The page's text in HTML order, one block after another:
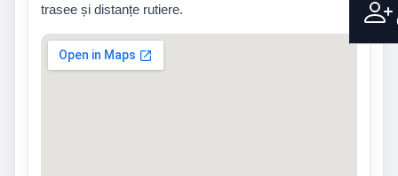
trasee și distanțe rutiere.